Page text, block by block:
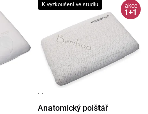
K vyzkoušení ve studiu akce
1+1
· ·
Anatomický polštář